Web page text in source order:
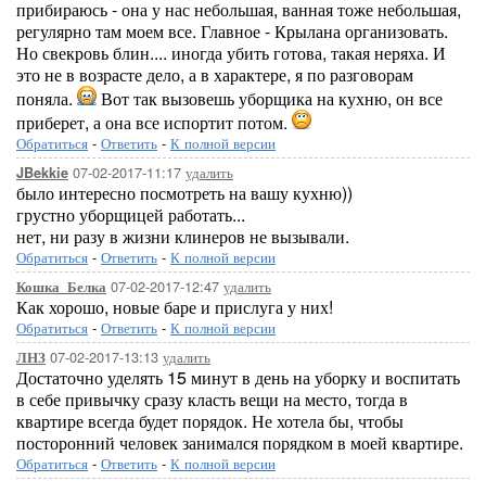
прибираюсь - она у нас небольшая, ванная тоже небольшая,
регулярно там моем все. Главное - Крылана организовать.
Но свекровь блин.... иногда убить готова, такая неряха. И
это не в возрасте дело, а в характере, я по разговорам
поняла.
Вот так вызовешь уборщика на кухню, он все
приберет, а она все испортит потом.
Обратиться - Ответить - К полной версии
JBekkie 07-02-2017-11:17 удалить
было интересно посмотреть на вашу кухню))
грустно уборщицей работать...
нет, ни разу в жизни клинеров не вызывали.
Обратиться - Ответить - К полной версии
Кошка_Белка 07-02-2017-12:47 удалить
Как хорошо, новые баре и прислуга у них!
Обратиться - Ответить - К полной версии
ЛНЗ 07-02-2017-13:13 удалить
Достаточно уделять 15 минут в день на уборку и воспитать
в себе привычку сразу класть вещи на место, тогда в
квартире всегда будет порядок. Не хотела бы, чтобы
посторонний человек занимался порядком в моей квартире.
Обратиться - Ответить - К полной версии